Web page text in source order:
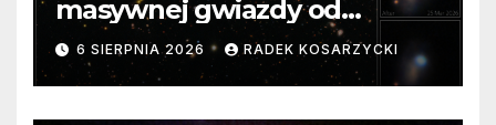
masywnej gwiazdy od
samego początku. Niezwykle
cenne dane
6 SIERPNIA 2026 RADEK KOSARZYCKI